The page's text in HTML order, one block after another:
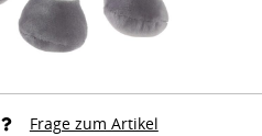
Frage zum Artikel